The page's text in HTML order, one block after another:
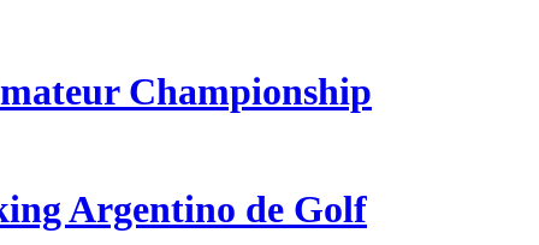
Championship
Argentino de Golf